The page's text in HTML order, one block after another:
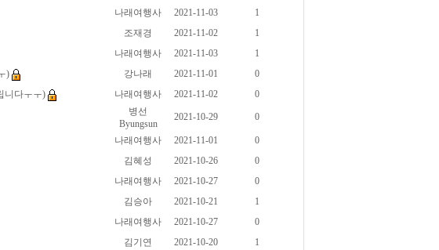
나래여행사 2021-11-03
1
조재경 2021-11-02
1
나래여행사 2021-11-03
1
) 강나래 2021-11-01
0
니다ㅜㅜ) 나래여행사 2021-11-02 0
병선
Byungsun
2021-10-29 0
나래여행사 2021-11-01
0
김혜성 2021-10-26
0
나래여행사 2021-10-27
0
김승아 2021-10-21
1
나래여행사 2021-10-27
0
김기연 2021-10-20
1